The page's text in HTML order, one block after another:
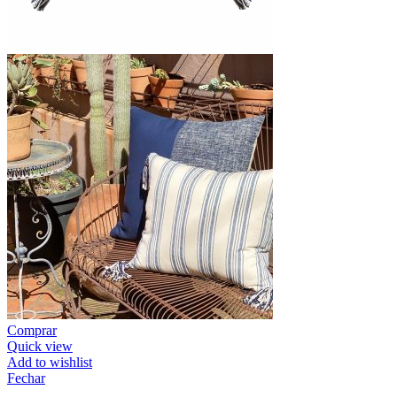
Comprar
Quick view
Add to wishlist
Fechar